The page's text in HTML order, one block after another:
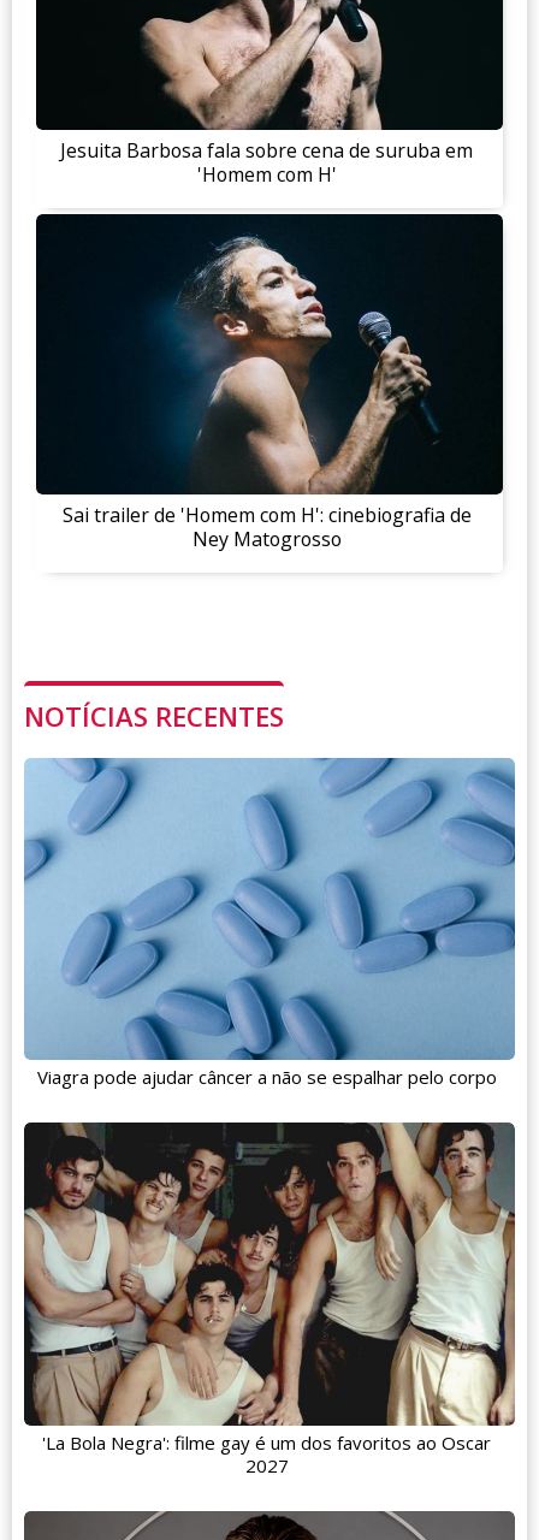
Jesuita Barbosa fala sobre cena de suruba em
'Homem com H'
Sai trailer de 'Homem com H': cinebiografia de
Ney Matogrosso
NOTÍCIAS RECENTES
Viagra pode ajudar câncer a não se espalhar pelo corpo
'La Bola Negra': filme gay é um dos favoritos ao Oscar
2027